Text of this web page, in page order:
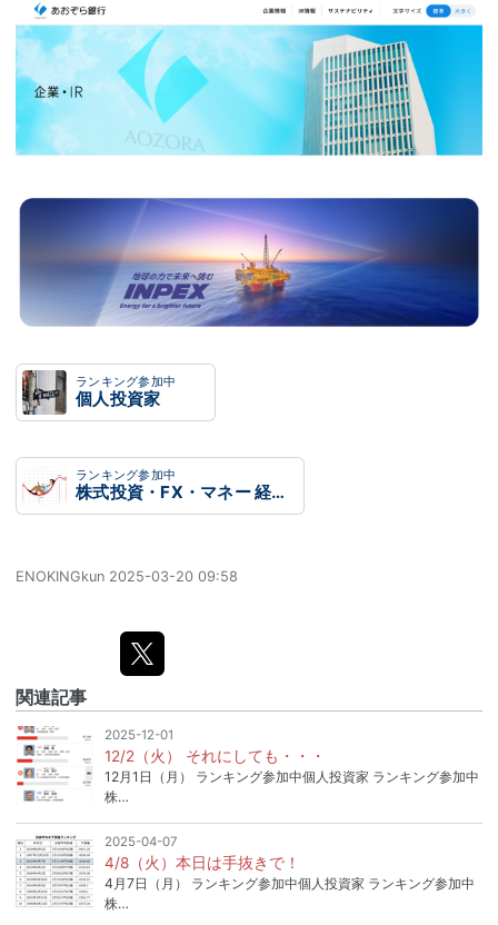
ランキング参加中
個人投資家
ランキング参加中
株式投資・FX・マネー 経済動向語り合おう！
ENOKINGkun 2025-03-20 09:58
関連記事
2025-12-01
12/2（火） それにしても・・・
12月1日（月） ランキング参加中個人投資家 ランキング参加中
株…
2025-04-07
4/8（火）本日は手抜きで！
4月7日（月） ランキング参加中個人投資家 ランキング参加中
株…